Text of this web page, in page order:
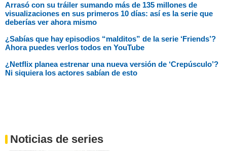
Arrasó con su tráiler sumando más de 135 millones de
visualizaciones en sus primeros 10 días: así es la serie que
deberías ver ahora mismo
¿Sabías que hay episodios “malditos” de la serie ‘Friends’?
Ahora puedes verlos todos en YouTube
¿Netflix planea estrenar una nueva versión de ‘Crepúsculo’?
Ni siquiera los actores sabían de esto
Noticias de series